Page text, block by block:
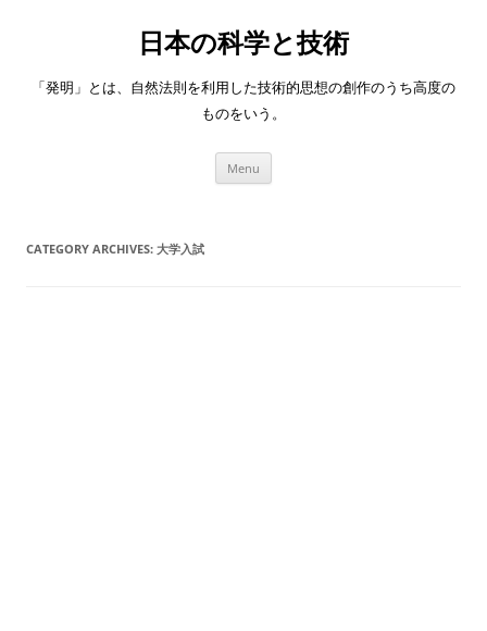
日本の科学と技術
「発明」とは、自然法則を利用した技術的思想の創作のうち高度の
ものをいう。
Menu
CATEGORY ARCHIVES: 大学入試